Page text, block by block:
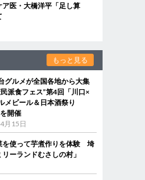
ア医・大橋洋平「足し算
もっと見る
グルメが全国各地から大集
派食フェス”第4回「川口×
メビール＆日本酒祭り
開催
月15日
を使って芋煮作りを体験 埼
ーランドむさしの村」